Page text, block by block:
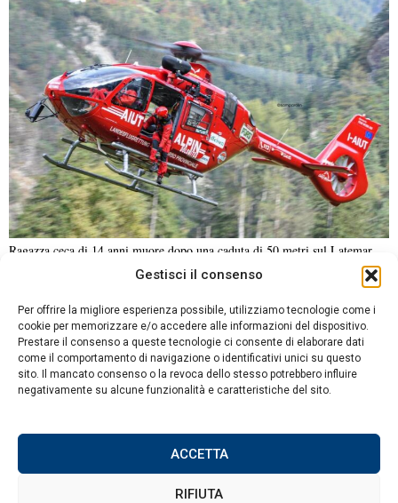
Gestisci il consenso
Per offrire la migliore esperienza possibile, utilizziamo tecnologie come i
cookie per memorizzare e/o accedere alle informazioni del dispositivo.
Prestare il consenso a queste tecnologie ci consente di elaborare dati
come il comportamento di navigazione o identificativi unici su questo
sito. Il mancato consenso o la revoca dello stesso potrebbero influire
negativamente su alcune funzionalità e caratteristiche del sito.
ACCETTA
RIFIUTA
Ragazza ceca di 14 anni muore dopo una caduta di 50 metri sul Latemar
ANALISI E OPINIONI
SPORT CULTURA VIAGGI
Contatti
Informativa sulla privacy
DA NON PERDERE
incontra il suo omologo
cooperazione sanitaria